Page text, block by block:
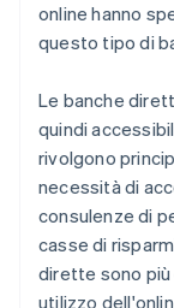
online hanno
questo tipo di
Le banche
quindi
rivolgono
necessità di
consulenze di
casse di
dirette sono più
utilizzo